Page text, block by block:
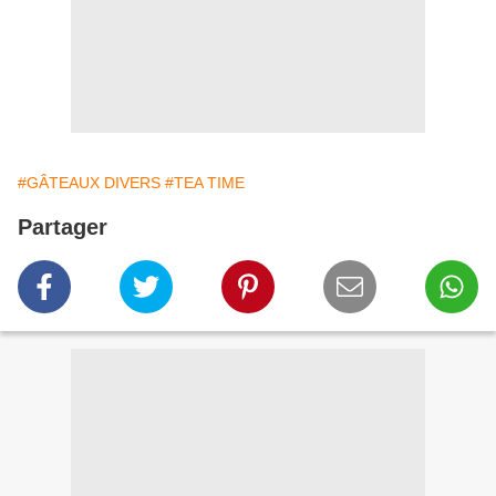
#GÂTEAUX DIVERS #TEA TIME
Partager